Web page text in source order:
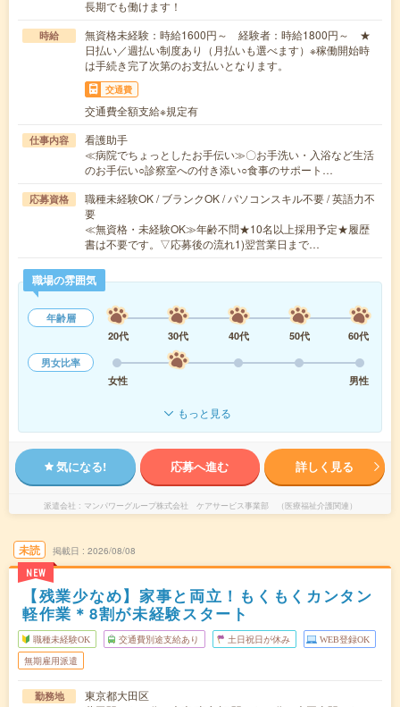
長期でも働けます！
時給
無資格未経験：時給1600円～ 経験者：時給1800円～ ★
日払い／週払い制度あり（月払いも選べます）※稼働開始時
は手続き完了次第のお支払いとなります。
交通費
交通費全額支給※規定有
仕事内容
看護助手
≪病院でちょっとしたお手伝い≫〇お手洗い・入浴など生活
のお手伝い○診察室への付き添い○食事のサポート…
応募資格
職種未経験OK / ブランクOK / パソコンスキル不要 / 英語力不
要
≪無資格・未経験OK≫年齢不問★10名以上採用予定★履歴
書は不要です。▽応募後の流れ1)翌営業日まで…
職場の雰囲気
年齢層
20代
30代 40代 50代
60代
男女比率
女性
男性
もっと見る
気になる! 応募へ進む 詳しく見る
派遣会社 マンパワーグループ株式会社 ケアサービス事業部 （医療福祉介護関連）
未読
NEW
掲載日 2026/08/08
【残業少なめ】家事と両立！もくもくカンタン
軽作業＊8割が未経験スタート
職種未経験OK 交通費別途支給あり 土日祝日が休み WEB登録OK
無期雇用派遣
勤務地
東京都大田区